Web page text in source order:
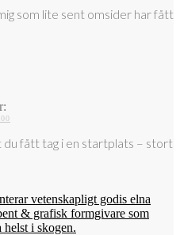
som lite sent omsider har fått
du fått tag i en startplats – stort
vetenskapligt godis elna
& grafisk formgivare som
i skogen.